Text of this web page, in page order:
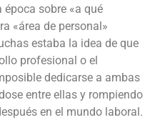
sobre «a qué
«área de personal»
estaba la idea de que
profesional o el
dedicarse a ambas
entre ellas y rompiendo
en el mundo laboral.